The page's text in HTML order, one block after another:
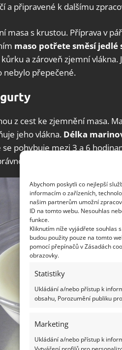
Abychom poskytli co nejlepší
informacím o zařízeních,
našim partnerům umožní
ID na tomto webu. Nesouhlas
funkce.
Kliknutím níže vyjádřete souhlas
budou použity pouze na tomto
pomocí přepínačů v Zásadách
obrazovky.
Statistiky
Ukládání a/nebo přístup k
obsahu, Porozumění publiku
Marketing
Ukládání a/nebo přístup k
Vytváření profilů pro
a připravené k dalšímu
masa s krustou. Příprava v
maso potřete směsí jedlé
a zároveň zjemní vlákna.
nebylo přepečené.
z cest ke zjemnění masa.
jeho vlákna. Délka
se pohybuje mezi 3 a 6
a ideální kombinaci pro